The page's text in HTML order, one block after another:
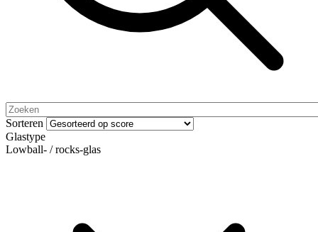
Sorteren
Glastype
Lowball- / rocks-glas